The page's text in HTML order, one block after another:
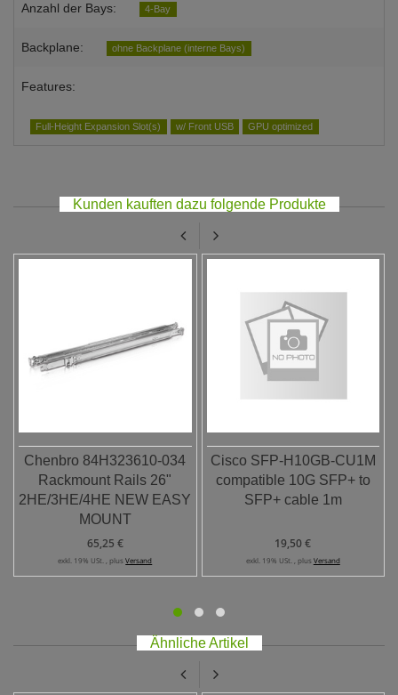
Anzahl der Bays: 4-Bay
Backplane: ohne Backplane (interne Bays)
Features:
Full-Height Expansion Slot(s) w/ Front USB GPU optimized
Kunden kauften dazu folgende Produkte
Chenbro 84H323610-034
Rackmount Rails 26"
2HE/3HE/4HE NEW EASY
MOUNT
65,25 €
exkl. 19% USt. , plusVersand
Cisco SFP-H10GB-CU1M
compatible 10G SFP+ to
SFP+ cable 1m
19,50 €
exkl. 19% USt. , plus Versand
Ähnliche Artikel